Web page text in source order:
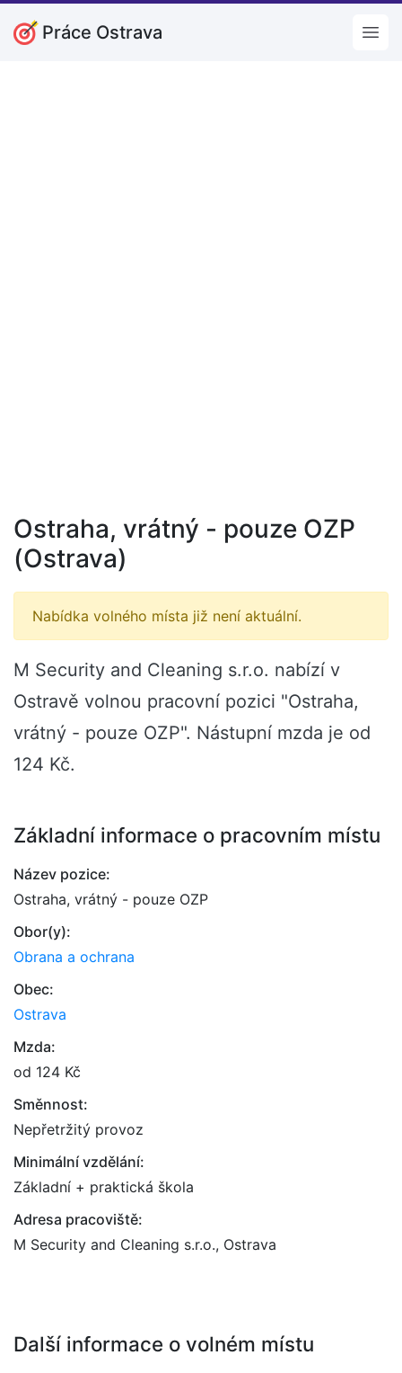
Práce Ostrava
Ostraha, vrátný - pouze OZP
(Ostrava)
Nabídka volného místa již není aktuální.
M Security and Cleaning s.r.o. nabízí v
Ostravě volnou pracovní pozici "Ostraha,
vrátný - pouze OZP". Nástupní mzda je od
124 Kč.
Základní informace o pracovním místu
Název pozice:
Ostraha, vrátný - pouze OZP
Obor(y):
Obrana a ochrana
Obec:
Ostrava
Mzda:
od 124 Kč
Směnnost:
Nepřetržitý provoz
Minimální vzdělání:
Základní + praktická škola
Adresa pracoviště:
M Security and Cleaning s.r.o., Ostrava
Další informace o volném místu